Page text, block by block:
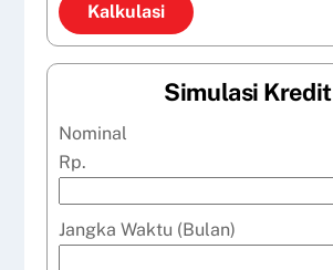
Kalkulasi
Simulasi Kredit
Nominal
Rp.
Jangka Waktu (Bulan)